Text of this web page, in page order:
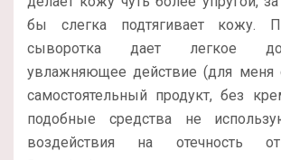
бы слегка подтягивает кожу.
сыворотка дает легкое
увлажняющее действие (для меня
самостоятельный продукт, без
подобные средства не
воздействия на отечность